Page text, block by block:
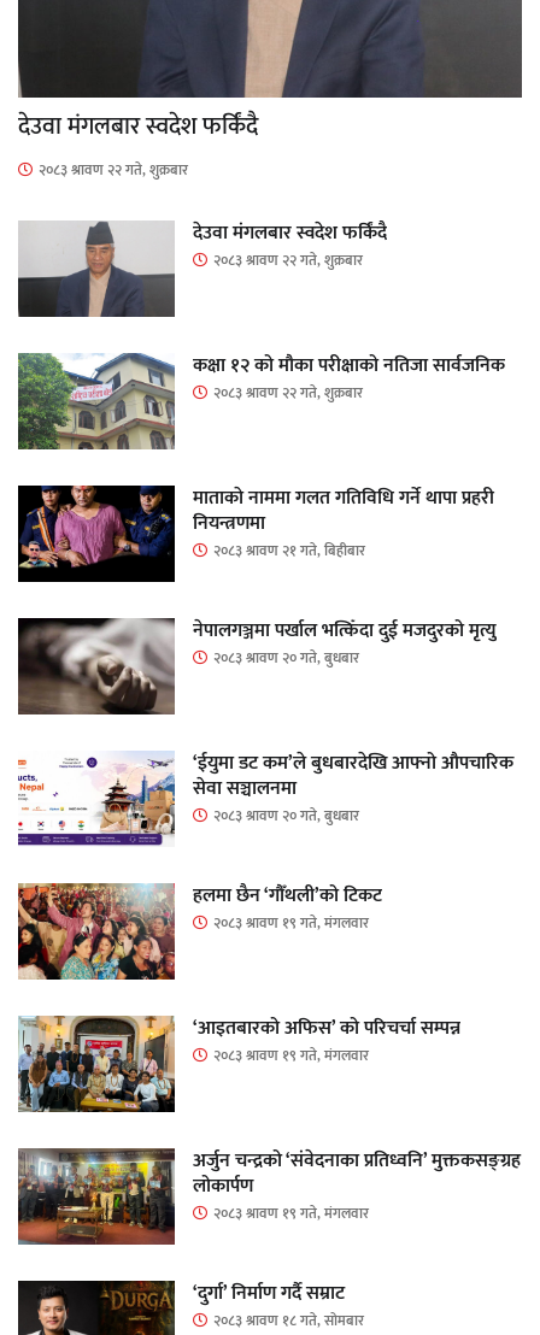
देउवा मंगलबार स्वदेश फर्किंदै
२०८३ श्रावण २२ गते, शुक्रबार
देउवा मंगलबार स्वदेश फर्किंदै
२०८३ श्रावण २२ गते, शुक्रबार
कक्षा १२ को मौका परीक्षाको नतिजा सार्वजनिक
२०८३ श्रावण २२ गते, शुक्रबार
माताकाे नाममा गलत गतिविधि गर्ने थापा प्रहरी
नियन्त्रणमा
२०८३ श्रावण २१ गते, बिहीबार
नेपालगञ्जमा पर्खाल भत्किँदा दुई मजदुरको मृत्यु
२०८३ श्रावण २० गते, बुधबार
‘ईयुमा डट कम’ले बुधबारदेखि आफ्नो औपचारिक
सेवा सञ्चालनमा
२०८३ श्रावण २० गते, बुधबार
हलमा छैन ‘गौँथली’को टिकट
२०८३ श्रावण १९ गते, मंगलवार
‘आइतबारको अफिस’ को परिचर्चा सम्पन्न
२०८३ श्रावण १९ गते, मंगलवार
अर्जुन चन्द्रको ‘संवेदनाका प्रतिध्वनि’ मुक्तकसङ्ग्रह
लोकार्पण
२०८३ श्रावण १९ गते, मंगलवार
‘दुर्गा’ निर्माण गर्दै सम्राट
२०८३ श्रावण १८ गते, सोमबार